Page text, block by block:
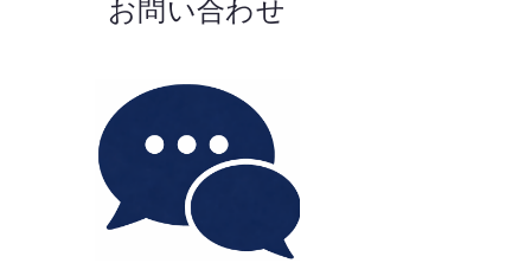
お問い合わせ